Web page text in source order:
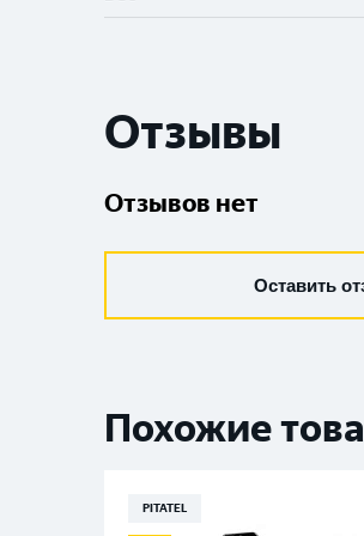
Отзывы
Отзывов нет
Оставить
Похожие
PITATEL